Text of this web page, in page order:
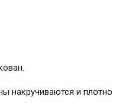
накручиваются и плотно